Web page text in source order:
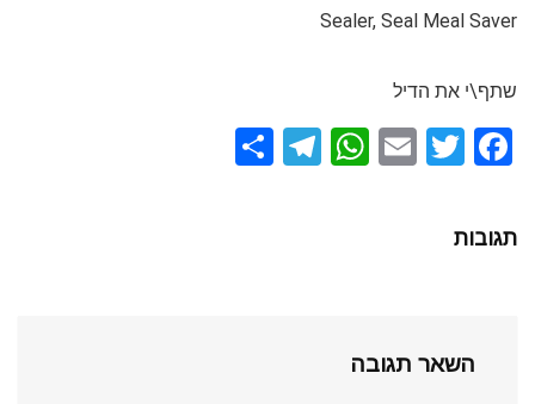
Sealer, Seal Meal Saver
שתף\י את הדיל
F
ce
b
k
T
E
W
T
תגובות
השאר תגובה